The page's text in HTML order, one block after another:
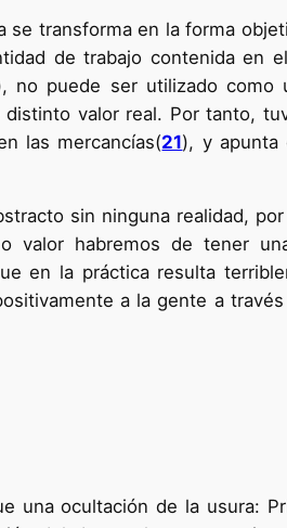
transforma en la forma
de trabajo contenida en
no puede ser utilizado como
valor real. Por tanto,
las mercancías(21), y apunta
sin ninguna realidad,
valor habremos de tener
en la práctica resulta
a la gente a
una ocultación de la usura: